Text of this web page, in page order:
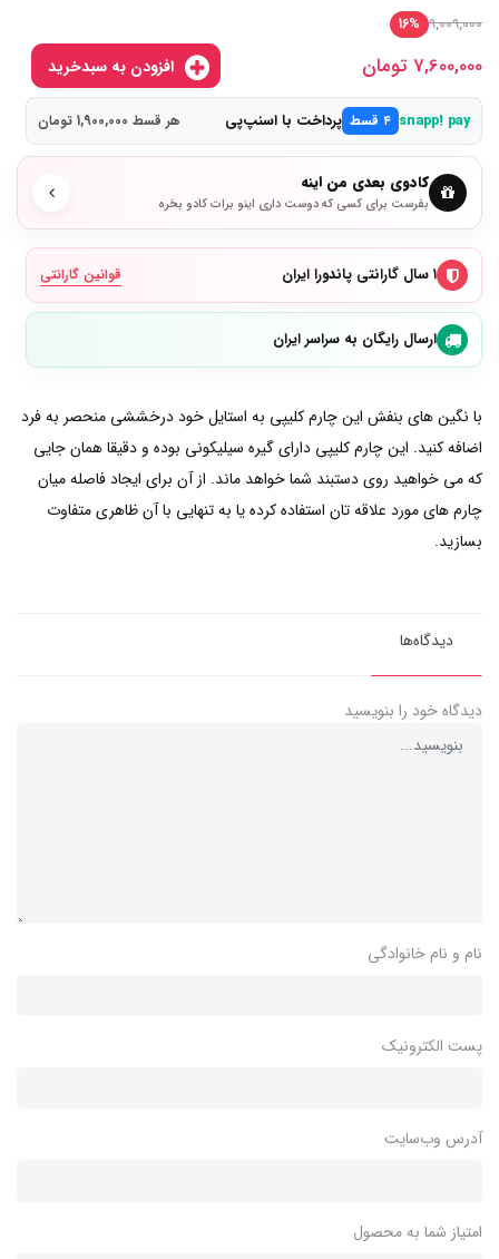
9,009,000
16%
7,600,000 تومان
snapp! pay ۴ قسط پرداخت با اسنپ‌پی هر قسط 1,900,000 تومان
کادوی بعدی من اینه
بفرست برای کسی که دوست داری اینو برات کادو بخره
۱ سال گارانتی پاندورا ایران قوانین گارانتی
ارسال رایگان به سراسر ایران
با نگین های بنفش این چارم کلیپی به استایل خود درخششی منحصر به فرد
اضافه کنید. این چارم کلیپی دارای گیره سیلیکونی بوده و دقیقا همان جایی
که می خواهید روی دستبند شما خواهد ماند. از آن برای ایجاد فاصله میان
چارم های مورد علاقه تان استفاده کرده یا به تنهایی با آن ظاهری متفاوت
بسازید.
دیدگاه‌ها
دیدگاه خود را بنویسید
نام و نام خانوادگی
پست الکترونیک
آدرس وب‌سایت
امتیاز شما به محصول